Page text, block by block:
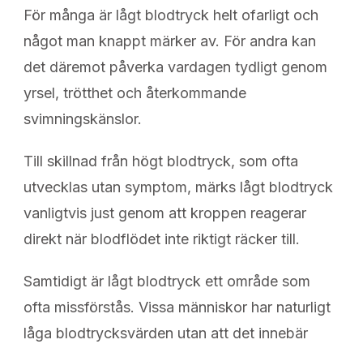
För många är lågt blodtryck helt ofarligt och
något man knappt märker av. För andra kan
det däremot påverka vardagen tydligt genom
yrsel, trötthet och återkommande
svimningskänslor.
Till skillnad från högt blodtryck, som ofta
utvecklas utan symptom, märks lågt blodtryck
vanligtvis just genom att kroppen reagerar
direkt när blodflödet inte riktigt räcker till.
Samtidigt är lågt blodtryck ett område som
ofta missförstås. Vissa människor har naturligt
låga blodtrycksvärden utan att det innebär